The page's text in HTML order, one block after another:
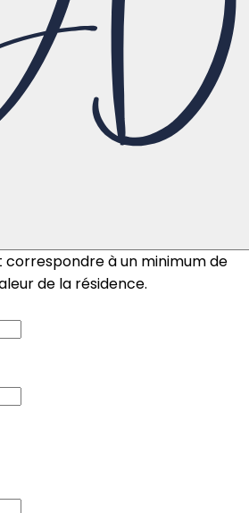
correspondre à un minimum de
de la résidence.